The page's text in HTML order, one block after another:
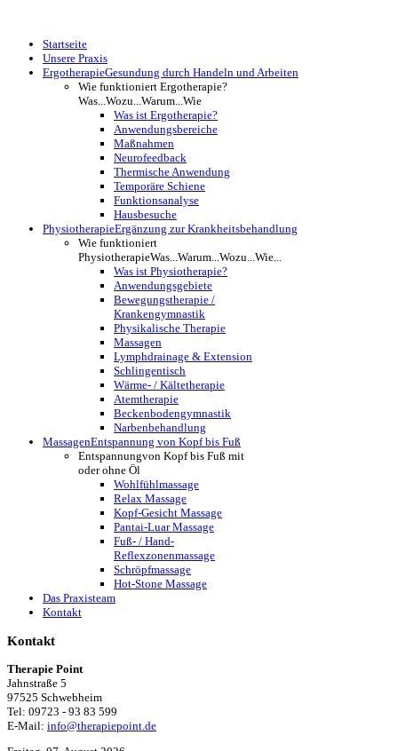
Startseite
Unsere Praxis
ErgotherapieGesundung durch Handeln und Arbeiten
Wie funktioniert Ergotherapie?
Was...Wozu...Warum...Wie
Was ist Ergotherapie?
Anwendungsbereiche
Maßnahmen
Neurofeedback
Thermische Anwendung
Temporäre Schiene
Funktionsanalyse
Hausbesuche
PhysiotherapieErgänzung zur Krankheitsbehandlung
Wie funktioniert
PhysiotherapieWas...Warum...Wozu...Wie...
Was ist Physiotherapie?
Anwendungsgebiete
Bewegungstherapie /
Krankengymnastik
Physikalische Therapie
Massagen
Lymphdrainage & Extension
Schlingentisch
Wärme- / Kältetherapie
Atemtherapie
Beckenbodengymnastik
Narbenbehandlung
MassagenEntspannung von Kopf bis Fuß
Entspannungvon Kopf bis Fuß mit
oder ohne Öl
Wohlfühlmassage
Relax Massage
Kopf-Gesicht Massage
Pantai-Luar Massage
Fuß- / Hand-
Reflexzonenmassage
Schröpfmassage
Hot-Stone Massage
Das Praxisteam
Kontakt
Kontakt
Therapie Point
Jahnstraße 5
97525 Schwebheim
Tel: 09723 - 93 83 599
E-Mail: info@therapiepoint.de